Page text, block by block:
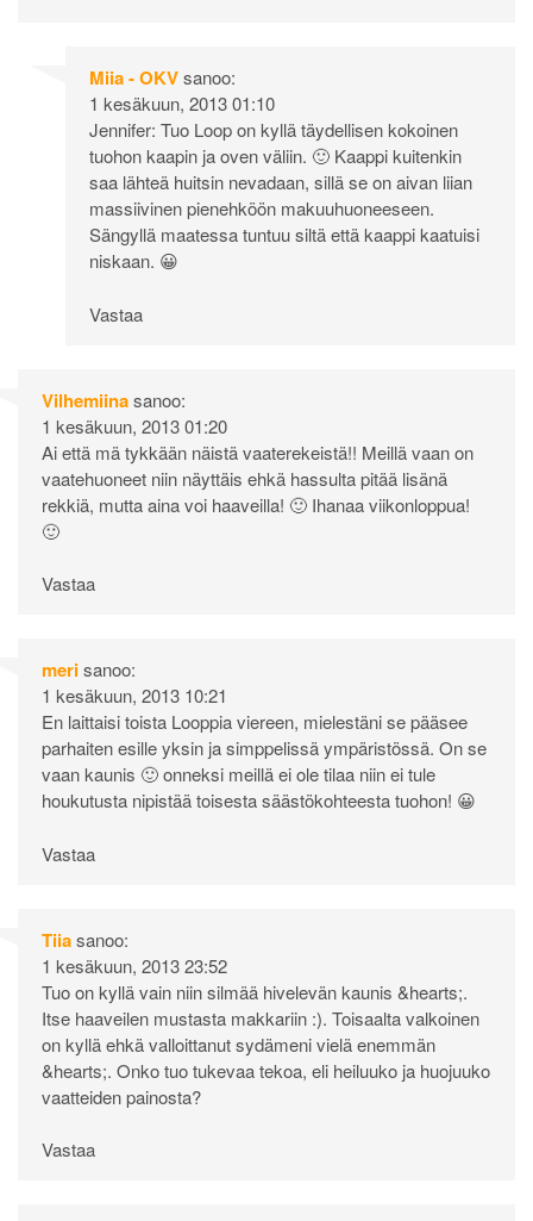
Miia - OKVsanoo:
1 kesäkuun, 2013 01:10
Jennifer: Tuo Loop on kyllä täydellisen kokoinen
tuohon kaapin ja oven väliin. 🙂 Kaappi kuitenkin
saa lähteä huitsin nevadaan, sillä se on aivan liian
massiivinen pienehköön makuuhuoneeseen.
Sängyllä maatessa tuntuu siltä että kaappi kaatuisi
niskaan. 😀
Vastaa
Vilhemiinasanoo:
1 kesäkuun, 2013 01:20
Ai että mä tykkään näistä vaaterekeistä!! Meillä vaan on
vaatehuoneet niin näyttäis ehkä hassulta pitää lisänä
rekkiä, mutta aina voi haaveilla! 🙂 Ihanaa viikonloppua!
🙂
Vastaa
merisanoo:
1 kesäkuun, 2013 10:21
En laittaisi toista Looppia viereen, mielestäni se pääsee
parhaiten esille yksin ja simppelissä ympäristössä. On se
vaan kaunis 🙂 onneksi meillä ei ole tilaa niin ei tule
houkutusta nipistää toisesta säästökohteesta tuohon! 😀
Vastaa
Tiiasanoo:
1 kesäkuun, 2013 23:52
Tuo on kyllä vain niin silmää hivelevän kaunis &hearts;.
Itse haaveilen mustasta makkariin :). Toisaalta valkoinen
on kyllä ehkä valloittanut sydämeni vielä enemmän
&hearts;. Onko tuo tukevaa tekoa, eli heiluuko ja huojuuko
vaatteiden painosta?
Vastaa